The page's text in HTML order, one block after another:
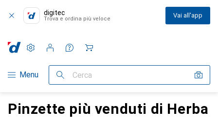
digitec
Trova e ordina più veloce Vai all'app
Categoria Navigazione
Menu Cerca
Impostazioni
Conto cliente
Liste di confronto
Liste dei desideri
Carrello
Pinzette più venduti di Herba